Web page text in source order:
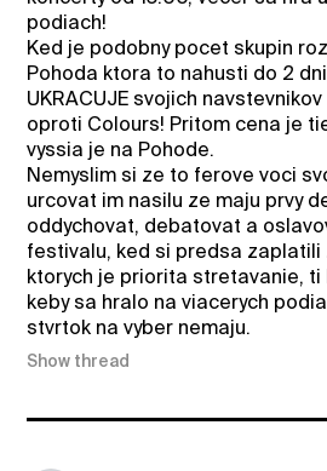
podiach!
Ked je podobny pocet skupin
Pohoda ktora to nahusti do 2
UKRACUJE svojich
oproti Colours! Pritom cena je
vyssia je na Pohode.
Nemyslim si ze to ferove voci
urcovat im nasilu ze maju prvy
oddychovat, debatovat a
festivalu, ked si predsa zaplatili
ktorych je priorita stretavanie, ti
keby sa hralo na viacerych
stvrtok na vyber nemaju.
Show thread